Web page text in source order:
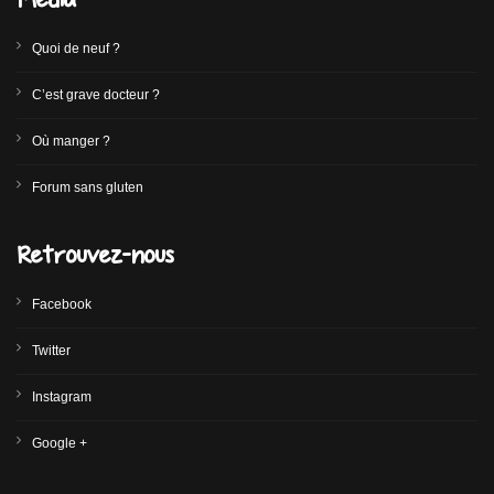
Quoi de neuf ?
C’est grave docteur ?
Où manger ?
Forum sans gluten
Retrouvez-nous
Facebook
Twitter
Instagram
Google +